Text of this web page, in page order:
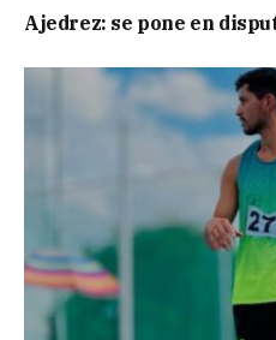
Ajedrez: se pone en